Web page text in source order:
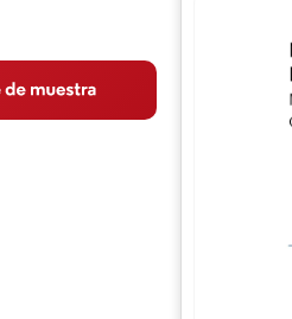
del Mercado